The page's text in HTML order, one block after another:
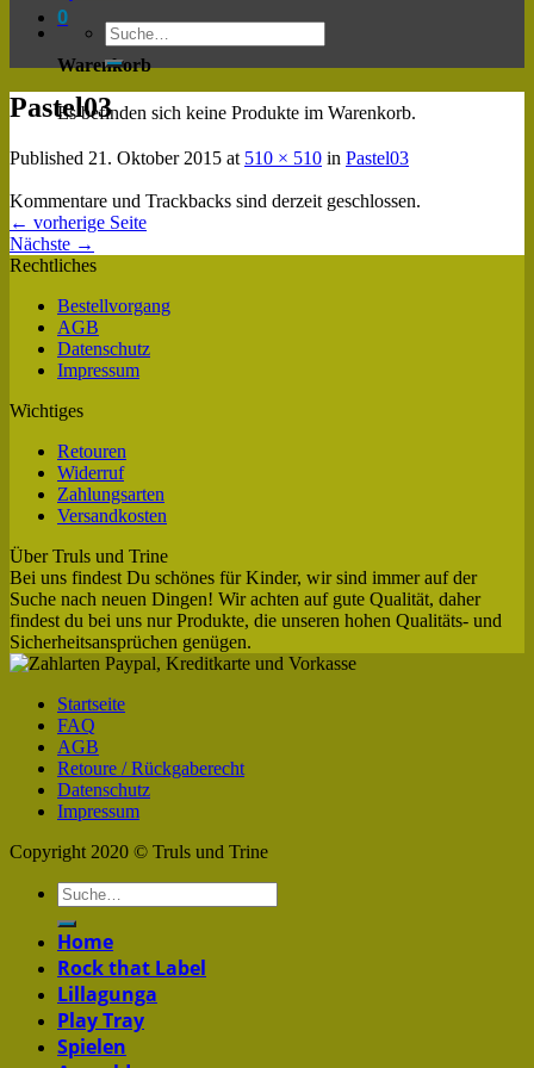
0
Warenkorb
Es befinden sich keine Produkte im Warenkorb.
Pastel03
Published 21. Oktober 2015 at 510 × 510 in Pastel03
Kommentare und Trackbacks sind derzeit geschlossen.
← vorherige Seite
Nächste →
Rechtliches
Bestellvorgang
AGB
Datenschutz
Impressum
Wichtiges
Retouren
Widerruf
Zahlungsarten
Versandkosten
Über Truls und Trine
Bei uns findest Du schönes für Kinder, wir sind immer auf der
Suche nach neuen Dingen! Wir achten auf gute Qualität, daher
findest du bei uns nur Produkte, die unseren hohen Qualitäts- und
Sicherheitsansprüchen genügen.
Startseite
FAQ
AGB
Retoure / Rückgaberecht
Datenschutz
Impressum
Copyright 2020 © Truls und Trine
Home
Rock that Label
Lillagunga
Play Tray
Spielen